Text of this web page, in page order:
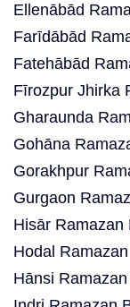
Ellenābād
Farīdābād
Fatehābād
Fīrozpur Jhirka
Gharaunda
Gohāna
Gorakhpur
Gurgaon
Hisār Ramazan
Hodal
Hānsi